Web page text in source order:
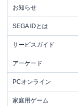
お知らせ
SEGA IDとは
サービスガイド
アーケード
PCオンライン
家庭用ゲーム